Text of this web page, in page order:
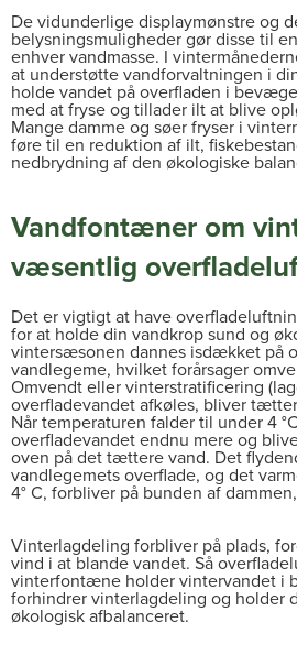
De vidunderlige displaymønstre og
belysningsmuligheder gør disse til
enhver vandmasse. I
at understøtte vandforvaltningen i
holde vandet på overfladen i
med at fryse og tillader ilt at blive
Mange damme og søer fryser i
føre til en reduktion af ilt,
nedbrydning af den økologiske
Vandfontæner om
væsentlig
Det er vigtigt at have
for at holde din vandkrop sund og
vintersæsonen dannes isdækket på
vandlegeme, hvilket forårsager
Omvendt eller vinterstratificering
overfladevandet afkøles, bliver
Når temperaturen falder til under 4
overfladevandet endnu mere og
oven på det tættere vand. Det
vandlegemets overflade, og det
4° C, forbliver på bunden af
Vinterlagdeling forbliver på plads,
vind i at blande vandet. Så
vinterfontæne holder vintervandet i
forhindrer vinterlagdeling og holder
økologisk afbalanceret.